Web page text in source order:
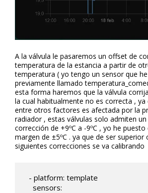
A la válvula le pasaremos un offset de
temperatura de la estancia a partir de
temperatura ( yo tengo un sensor que
previamente llamado
esta forma haremos que la válvula
la cual habitualmente no es correcta ,
entre otros factores es afectada por la
radiador , estas válvulas solo admiten
corrección de +9ºC a -9ºC , yo he
margen de ±5ºC . ya que de ser superior
siguientes correcciones se va calibrando